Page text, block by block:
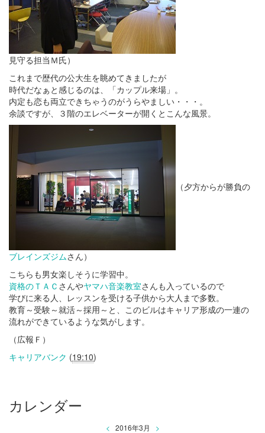
見守る担当Ｍ氏）
これまで歴代の公大生を眺めてきましたが
時代だなぁと感じるのは、「カップル来場」。
内定も恋も両立できちゃうのがうらやましい・・・。
余談ですが、３階のエレベーターが開くとこんな風景。
（夕方からが勝負の
ブレインズジムさん）
こちらも男女楽しそうに学習中。
資格のＴＡＣ さんやヤマハ音楽教室さんも入っているので
学びに来る人、レッスンを受ける子供から大人まで多数。
教育～受験～就活～採用～と、このビルはキャリア形成の一連の
流れができているような気がします。
（広報Ｆ）
キャリアバンク (19:10)
カレンダー
< 2016年3月 >